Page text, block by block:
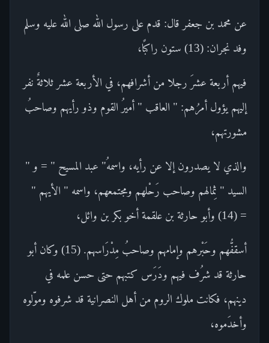
عن محمد بن جعفر قال: قدم على رسول الله صلى الله عليه وسلم
وفد نجران: (13) ستون راكبًا،
فيهم أربعة عشرَ رجلا من أشرافهم، في الأربعة عشر ثلاثةٌ نفر
إليهم يؤول أمرُهم: " العاقب " أميرُ القوم وذو رأيهم وصاحبُ
مشورتهم،
والذي لا يصدرون إلا عن رأيه، واسمهُ" عبد المسيح " = و "
السيد " ثِمالهم وصاحب رَحْلهم ومجتمعهم، واسمه " الأيهم "
= (14) وأبو حارثة بن علقمة أخو بكر بن وائل،
أسقفُّهم وحَبْرهم وإمامهم وصاحبُ مِدْرَاسهم. (15) وكان أبو
حارثة قد شرُف فيهم ودَرَس كتبهم حتى حسن علمه في
دينهم، فكانت ملوك الروم من أهل النصرانية قد شرفوه وموّلوه
وأخدَموه،